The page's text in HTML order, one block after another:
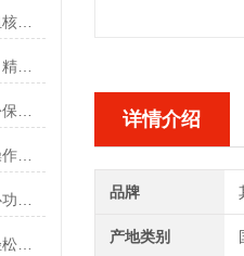
轴向双金属温度计凭啥出圈？这组核心特点给出了答案
轴向双金属温度计常见故障别慌！精准定位，轻松搞定难题
轴向双金属温度计怎么用？这份操作指南，新手也能快速拿捏！
金属管浮子流量计操作全攻略：轻松拿捏，精准掌控每一步！
详情介绍
品牌
产地类别